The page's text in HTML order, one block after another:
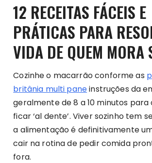
12 RECEITAS FÁCEIS E
PRÁTICAS PARA
VIDA DE QUEM MORA
Cozinhe o macarrão conforme as
britânia multi paneinstruções da
geralmente de 8 a 10 minutos para
ficar ‘al dente’. Viver sozinho tem
a alimentação é definitivamente
cair na rotina de pedir comida
fora.